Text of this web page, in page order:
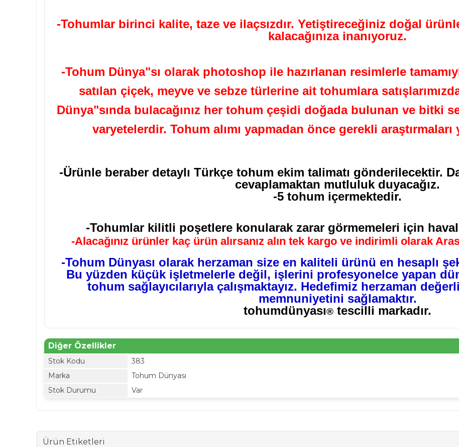
-Tohumlar birinci kalite, taze ve ilaçsızdır. Yetiştireceğiniz doğal
kalacağınıza inanıyoruz.
-Tohum Dünya"sı olarak photoshop ile hazırlanan resimlerle
satılan çiçek, meyve ve sebze türlerine ait tohumlara
Dünya"sında bulacağınız her tohum çeşidi doğada bulunan ve bitki
varyetelerdir. Tohum alımı yapmadan önce gerekli araştırmaları
-Ürünle beraber detaylı Türkçe tohum ekim talimatı gönderilecektir.
cevaplamaktan mutluluk duyacağız.
-5 tohum içermektedir.
-Tohumlar kilitli poşetlere konularak zarar görmemeleri için
-Alacağınız ürünler kaç ürün alırsanız alın tek kargo ve indirimli olarak
-Tohum Dünyası olarak herzaman size en kaliteli ürünü en hesaplı
Bu yüzden küçük işletmelerle değil, işlerini profesyonelce yapan
tohum sağlayıcılarıyla çalışmaktayız. Hedefimiz herzaman
memnuniyetini sağlamaktır.
tohumdünyası® tescilli markadır.
Diğer Özellikler
Stok Kodu
383
Marka
Tohum Dünyası
Stok Durumu
Var
Ürün Etiketleri